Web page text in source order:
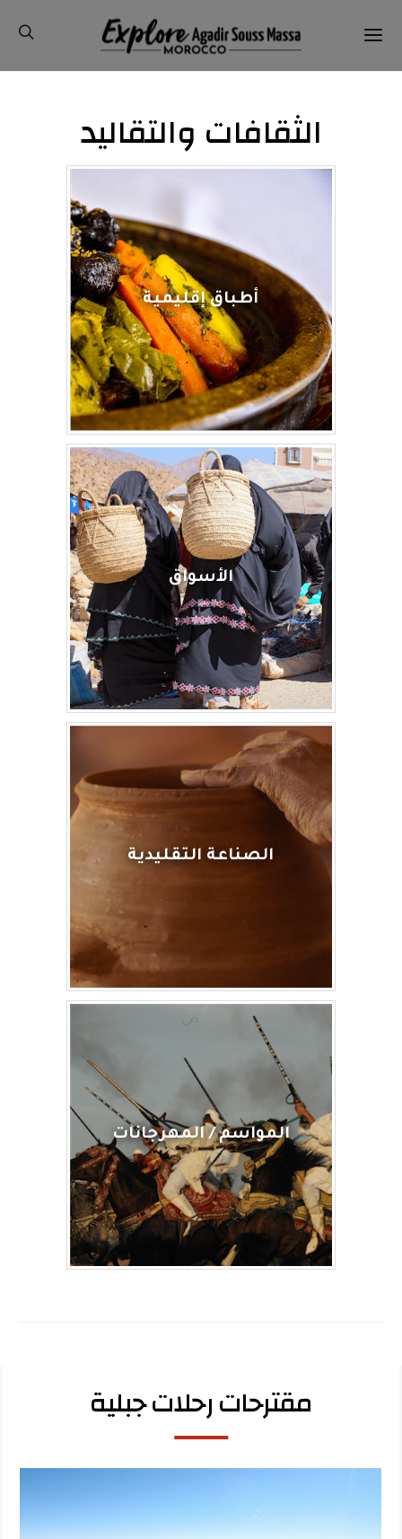
الثقافات والتقاليد
أطباق إقليمية
الأسواق
الصناعة التقليدية
المواسم / المهرجانات
مقترحات رحلات جبلية